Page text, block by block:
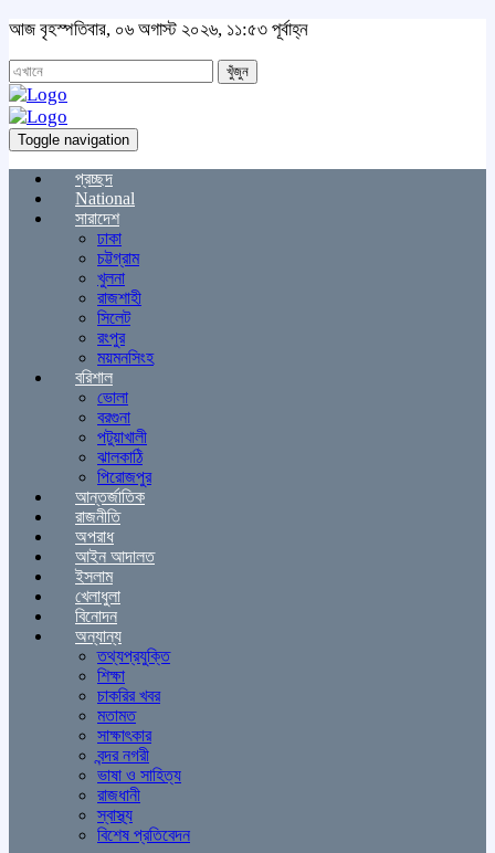
আজ বৃহস্পতিবার, ০৬ অগাস্ট ২০২৬, ১১:৫৩ পূর্বাহ্ন
খুঁজুন
Toggle navigation
প্রচ্ছদ
National
সারাদেশ
ঢাকা
চট্টগ্রাম
খুলনা
রাজশাহী
সিলেট
রংপুর
ময়মনসিংহ
বরিশাল
ভোলা
বরগুনা
পটুয়াখালী
ঝালকাঠি
পিরোজপুর
আন্তর্জাতিক
রাজনীতি
অপরাধ
আইন আদালত
ইসলাম
খেলাধুলা
বিনোদন
অন্যান্য
তথ্যপ্রযুক্তি
শিক্ষা
চাকরির খবর
মতামত
সাক্ষাৎকার
বন্দর নগরী
ভাষা ও সাহিত্য
রাজধানী
স্বাস্থ্য
বিশেষ প্রতিবেদন